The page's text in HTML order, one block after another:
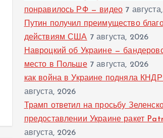
понравилось РФ — видео 7
Путин получил преимущество
действиям США 7 августа, 2026
Навроцкий об Украине —
место в Польше 7 августа, 2026
как война в Украине подняла КНДР
августа, 2026
Трамп ответил на просьбу
предоставлении Украине ракет
августа, 2026